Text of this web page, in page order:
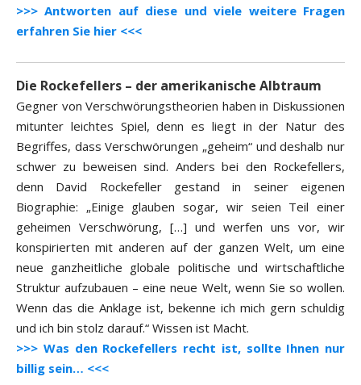
>>> Antworten auf diese und viele weitere Fragen
erfahren Sie hier <<<
Die Rockefellers – der amerikanische Albtraum
Gegner von Verschwörungstheorien haben in Diskussionen
mitunter leichtes Spiel, denn es liegt in der Natur des
Begriffes, dass Verschwörungen „geheim“ und deshalb nur
schwer zu beweisen sind. Anders bei den Rockefellers,
denn David Rockefeller gestand in seiner eigenen
Biographie: „Einige glauben sogar, wir seien Teil einer
geheimen Verschwörung, […] und werfen uns vor, wir
konspirierten mit anderen auf der ganzen Welt, um eine
neue ganzheitliche globale politische und wirtschaftliche
Struktur aufzubauen – eine neue Welt, wenn Sie so wollen.
Wenn das die Anklage ist, bekenne ich mich gern schuldig
und ich bin stolz darauf.“ Wissen ist Macht.
>>> Was den Rockefellers recht ist, sollte Ihnen nur
billig sein… <<<